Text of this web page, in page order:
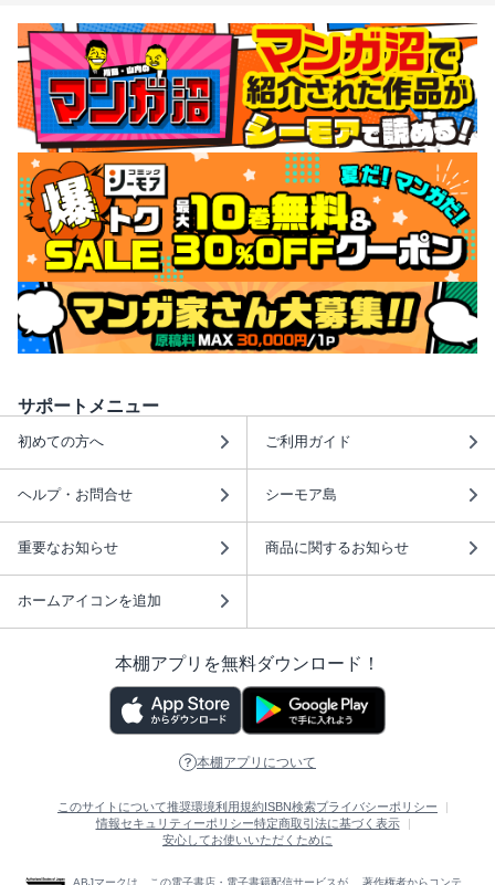
サポートメニュー
初めての方へ ご利用ガイド
ヘルプ・お問合せ シーモア島
重要なお知らせ 商品に関するお知らせ
ホームアイコンを追加
本棚アプリを無料ダウンロード！
本棚アプリについて
このサイトについて推奨環境利用規約 ISBN検索プライバシーポリシー
情報セキュリティーポリシー特定商取引法に基づく表示
安心してお使いいただくために